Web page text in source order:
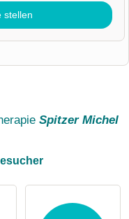
stellen
Spitzer Michel